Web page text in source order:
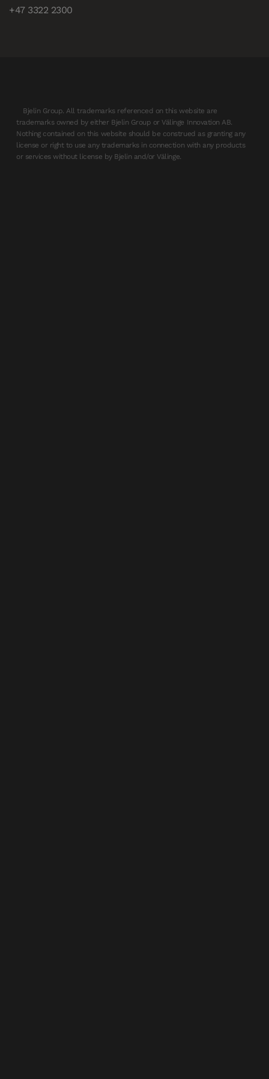
+47 3322 2300
Bjelin Group. All trademarks referenced on this website are
trademarks owned by either Bjelin Group or Välinge Innovation AB.
Nothing contained on this website should be construed as granting any
license or right to use any trademarks in connection with any products
or services without license by Bjelin and/or Välinge.